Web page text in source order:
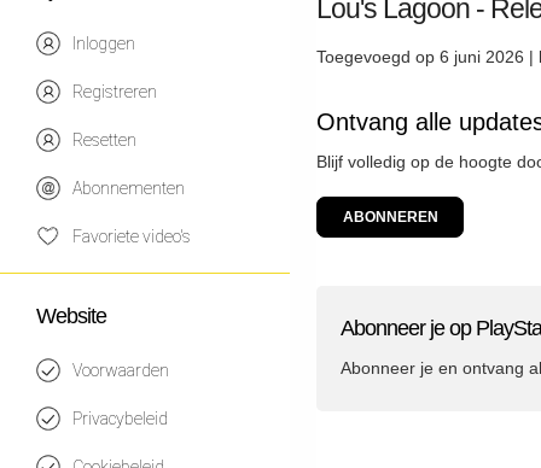
Inloggen
Registreren
Resetten
Abonnementen
Favoriete video's
Website
Voorwaarden
Privacybeleid
Lou's Lagoon -
Toegevoegd op 6 juni 2026 |
Ontvang alle
Blijf volledig op de hoogte
ABONNEREN
Abonneer je op
Abonneer je en ontvang